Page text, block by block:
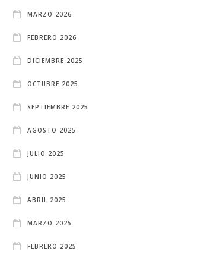
MARZO 2026
FEBRERO 2026
DICIEMBRE 2025
OCTUBRE 2025
SEPTIEMBRE 2025
AGOSTO 2025
JULIO 2025
JUNIO 2025
ABRIL 2025
MARZO 2025
FEBRERO 2025